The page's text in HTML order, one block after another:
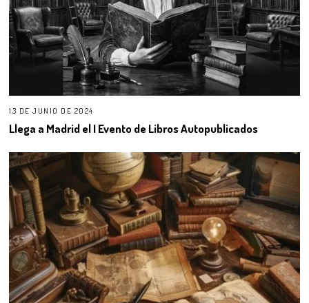
13 DE JUNIO DE 2024
Llega a Madrid el I Evento de Libros Autopublicados